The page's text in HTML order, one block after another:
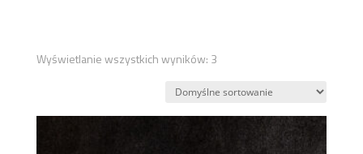
Wyświetlanie wszystkich wyników: 3